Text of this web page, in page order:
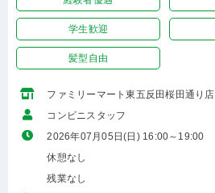
学生歓迎
髪型自由
ファミリーマート東五反田桜田通り店
コンビニスタッフ
2026年07月05日(日) 16:00～19:00
休憩なし
残業なし